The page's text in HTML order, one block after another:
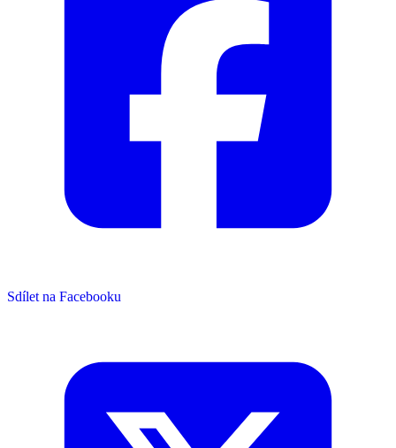
Sdílet na Facebooku